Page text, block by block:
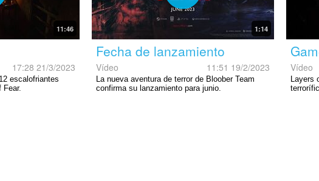
11:46
17:28 21/3/2023
escalofriantes
Fear.
1:14
Fecha de lanzamiento
Vídeo 11:51 19/2/2023
La nueva aventura de terror de Bloober Team
confirma su lanzamiento para junio.
Vídeo
Layers